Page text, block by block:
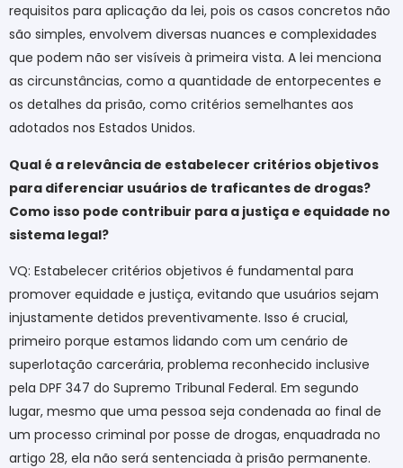
requisitos para aplicação da lei, pois os casos concretos não
são simples, envolvem diversas nuances e complexidades
que podem não ser visíveis à primeira vista. A lei menciona
as circunstâncias, como a quantidade de entorpecentes e
os detalhes da prisão, como critérios semelhantes aos
adotados nos Estados Unidos.
Qual é a relevância de estabelecer critérios objetivos
para diferenciar usuários de traficantes de drogas?
Como isso pode contribuir para a justiça e equidade no
sistema legal?
VQ: Estabelecer critérios objetivos é fundamental para
promover equidade e justiça, evitando que usuários sejam
injustamente detidos preventivamente. Isso é crucial,
primeiro porque estamos lidando com um cenário de
superlotação carcerária, problema reconhecido inclusive
pela DPF 347 do Supremo Tribunal Federal. Em segundo
lugar, mesmo que uma pessoa seja condenada ao final de
um processo criminal por posse de drogas, enquadrada no
artigo 28, ela não será sentenciada à prisão permanente.